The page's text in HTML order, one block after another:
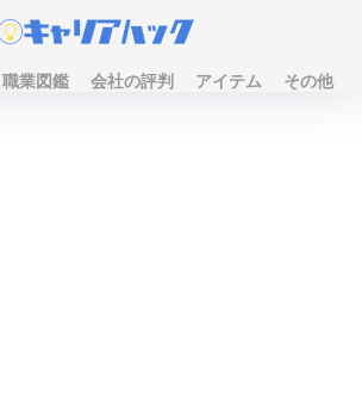
職業図鑑 会社の評判 アイテム その他